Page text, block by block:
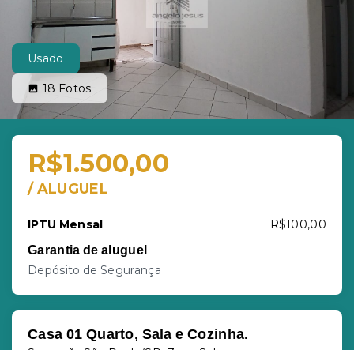
Usado
18 Fotos
R$1.500,00
/ALUGUEL
IPTU Mensal R$100,00
Garantia de aluguel
Depósito de Segurança
Casa 01 Quarto, Sala e Cozinha.